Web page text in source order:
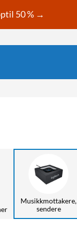
50 % →
Musikkmottakere,
sendere